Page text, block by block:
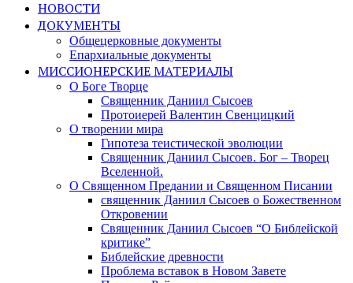
НОВОСТИ
ДОКУМЕНТЫ
Общецерковные документы
Епархиальные документы
МИССИОНЕРСКИЕ МАТЕРИАЛЫ
О Боге Творце
Священник Даниил Сысоев
Протоиерей Валентин Свенцицкий
О творении мира
Гипотеза теистической эволюции
Священник Даниил Сысоев. Бог – Творец
Вселенной.
О Священном Предании и Священном Писании
священник Даниил Сысоев о Божественном
Откровении
Священник Даниил Сысоев “О Библейской
критике”
Библейские древности
Проблема вставок в Новом Завете